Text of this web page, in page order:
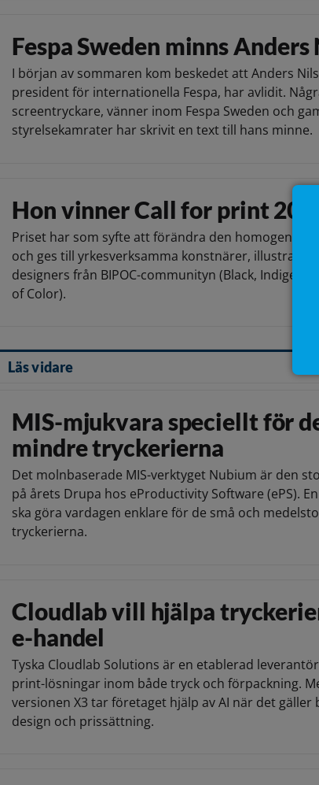
Fespa Sweden minns Anders
I början av sommaren kom beskedet att Anders
president för internationella Fespa, har avlidit.
screentryckare, vänner inom Fespa Sweden och
styrelsekamrater har skrivit en text till hans minne.
Hon vinner Call for print 2026
Priset har som syfte att förändra den homogena
och ges till yrkesverksamma konstnärer,
designers från BIPOC-communityn (Black,
of Color).
Läs vidare
MIS-mjukvara speciellt för
mindre tryckerierna
Det molnbaserade MIS-verktyget Nubium är den
på årets Drupa hos eProductivity Software (ePS).
ska göra vardagen enklare för de små och
tryckerierna.
Cloudlab vill hjälpa
e-handel
Tyska Cloudlab Solutions är en etablerad
print-lösningar inom både tryck och förpackning.
versionen X3 tar företaget hjälp av AI när det gäller
design och prissättning.